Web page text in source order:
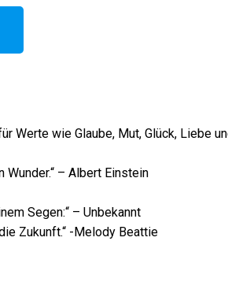
Werte wie Glaube, Mut, Glück, Liebe
– Albert Einstein
Segen:“ – Unbekannt
Zukunft.“ -Melody Beattie